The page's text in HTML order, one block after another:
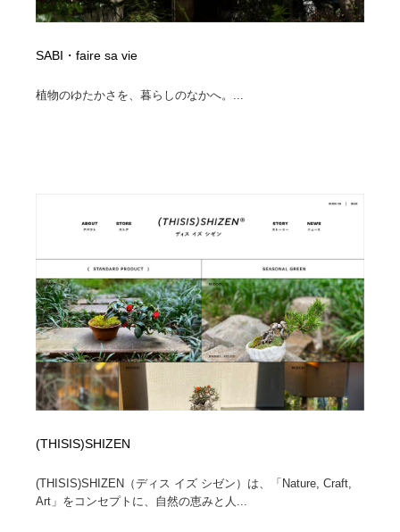
SABI・faire sa vie
植物のゆたかさを、暮らしのなかへ。...
(THISIS)SHIZEN
(THISIS)SHIZEN（ディス イズ シゼン）は、「Nature, Craft,
Art」をコンセプトに、自然の恵みと人...